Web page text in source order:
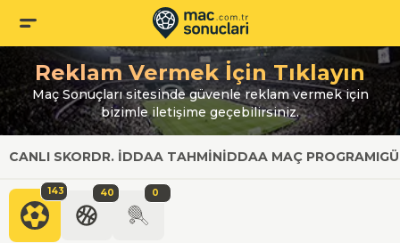
Reklam Vermek İçin Tıklayın
Maç Sonuçları sitesinde güvenle reklam vermek için
bizimle iletişime geçebilirsiniz.
CANLI SKORDR. İDDAA TAHMINİDDAA MAÇ PROGRAMI
143 40 0